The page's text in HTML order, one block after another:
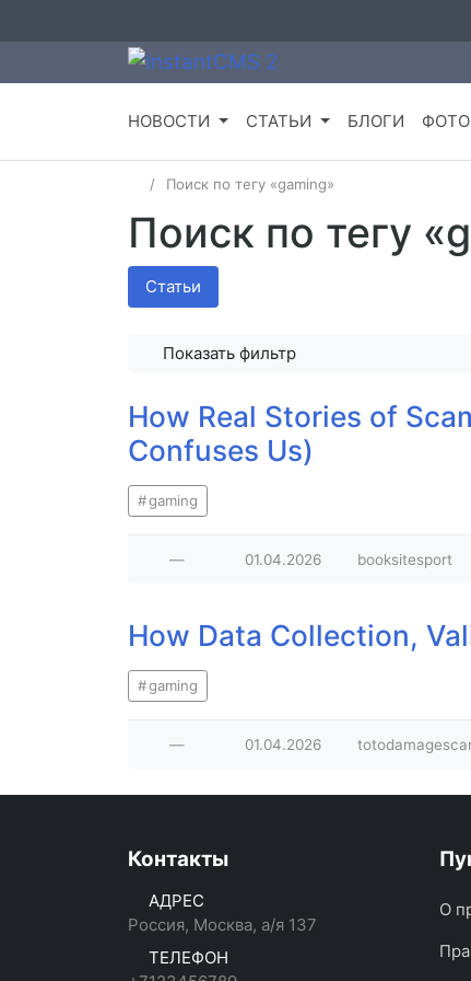
НОВОСТИ СТАТЬИ БЛОГИ ФОТО
Поиск по тегу «gaming»
Поиск по тегу
Статьи
Показать фильтр
How Real Stories of
Confuses Us)
gaming
— 01.04.2026 booksitesport
How Data Collection,
gaming
— 01.04.2026
Контакты
АДРЕС
Россия, Москва, а/я 137
ТЕЛЕФОН
О